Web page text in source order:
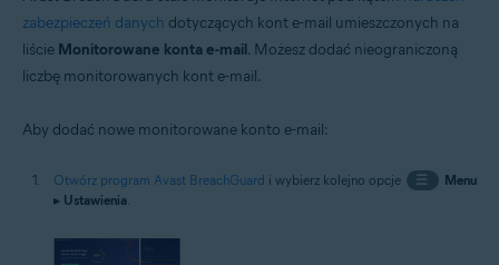
zabezpieczeń danych dotyczących kont e-mail umieszczonych na
liście Monitorowane konta e-mail. Możesz dodać nieograniczoną
liczbę monitorowanych kont e-mail.
Aby dodać nowe monitorowane konto e-mail:
Otwórz program Avast BreachGuard i wybierz kolejno opcje ☰
Menu
▸ Ustawienia